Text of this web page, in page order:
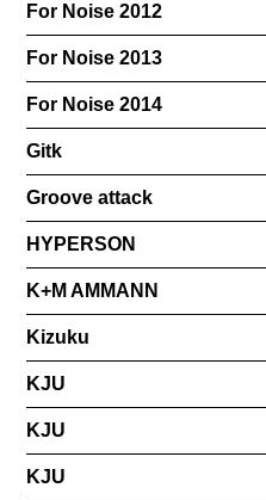
For Noise 2012
For Noise 2013
For Noise 2014
Gitk
Groove attack
HYPERSON
K+M AMMANN
Kizuku
KJU
KJU
KJU